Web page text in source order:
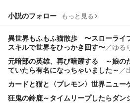
小説のフォロー もっと見る
異世界もふもふ猫散歩 〜スローライ
スキルで世界をひっかき回す〜／ゆる
元暗部の英雄、再び暗躍する ～娘の
ていたら有名になっちゃいました～ ／
カードと猫と〈プレモン〉世界ニュー
狂鬼の鈴鹿～タイムリープしたらダン